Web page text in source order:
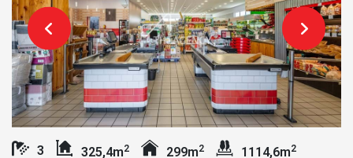
3 325,4m2 299m2 1114,6m2